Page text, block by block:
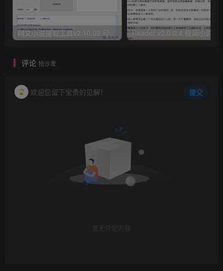
评论 抢沙发
欢迎您留下宝贵的见解！ 提交
暂无评论内容